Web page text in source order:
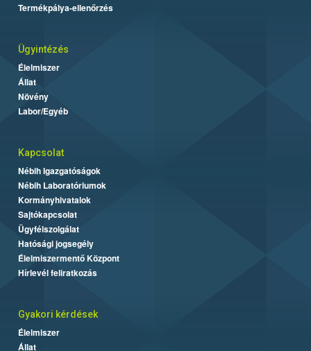
Termékpálya-ellenőrzés
Ügyintézés
Élelmiszer
Állat
Növény
Labor/Egyéb
Kapcsolat
Nébih Igazgatóságok
Nébih Laboratóriumok
Kormányhivatalok
Sajtókapcsolat
Ügyfélszolgálat
Hatósági jogsegély
Élelmiszermentő Központ
Hírlevél feliratkozás
Gyakori kérdések
Élelmiszer
Állat